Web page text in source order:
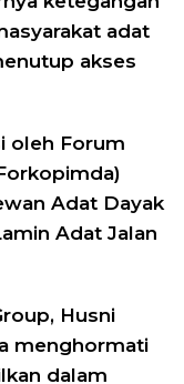
adat
akses
oleh Forum
Adat Dayak
Adat Jalan
Husni
menghormati
dalam